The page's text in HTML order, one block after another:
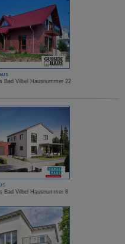
Bad Vilbel Hausnummer 22
Bad Vilbel Hausnummer 8